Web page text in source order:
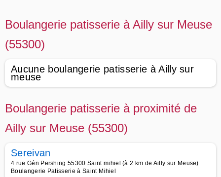
Boulangerie patisserie à Ailly sur Meuse
(55300)
Aucune boulangerie patisserie à Ailly sur
meuse
Boulangerie patisserie à proximité de
Ailly sur Meuse (55300)
Sereivan
4 rue Gén Pershing 55300 Saint mihiel (à 2 km de Ailly sur Meuse)
Boulangerie Patisserie à Saint Mihiel